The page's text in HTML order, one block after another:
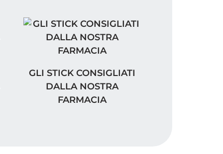
DALLA NOSTRA FARMACIA
GLI STICK CONSIGLIATI DALLA NOSTRA
GLI STICK CONSIGLIATI
DALLA NOSTRA
FARMACIA